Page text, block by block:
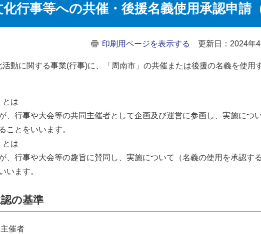
化行事等への共催・後援名義使用承認申請
印刷用ページを表示する 更新日：2024年
活動に関する事業(行事)に、「周南市」の共催または後援の名義を使用
とは
、行事や大会等の共同主催者として企画及び運営に参画し、実施につ
ことをいいます。
とは
、行事や大会等の趣旨に賛同し、実施について（名義の使用を承認す
います。
の基準
主催者